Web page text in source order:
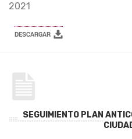
2021
SEGUIMIENTO PLAN